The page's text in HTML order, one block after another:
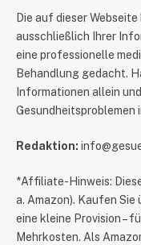
Die auf dieser
ausschließlich Ihrer
eine professionelle
Behandlung gedacht.
Informationen allein
Gesundheitsproblemen
Redaktion:
*Affiliate-Hinweis:
a. Amazon). Kaufen Sie
eine kleine Provision –
Mehrkosten. Als